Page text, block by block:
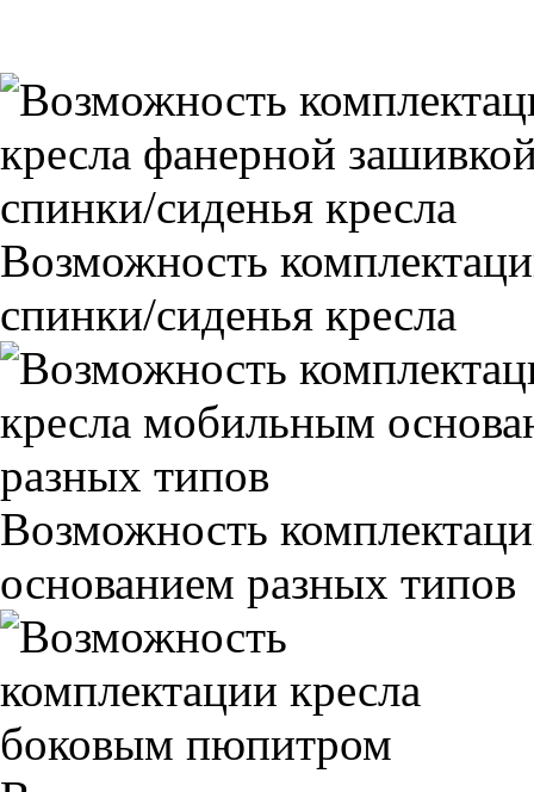
Возможность
спинки/сиденья кресла
Возможность
основанием разных типов